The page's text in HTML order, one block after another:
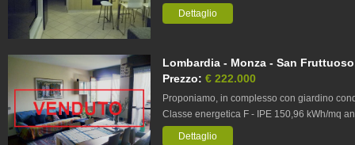
Dettaglio
Lombardia - Monza - San
Prezzo: € 222.000
Proponiamo, in complesso con giardino
Classe energetica F - IPE 150,96 kWh/mq
Dettaglio